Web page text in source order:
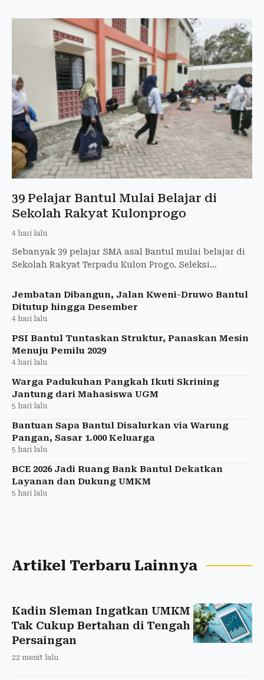
39 Pelajar Bantul Mulai Belajar di
Sekolah Rakyat Kulonprogo
4 hari lalu
Sebanyak 39 pelajar SMA asal Bantul mulai belajar di
Sekolah Rakyat Terpadu Kulon Progo. Seleksi
Jembatan Dibangun, Jalan Kweni-Druwo Bantul
Ditutup hingga Desember
4 hari lalu
PSI Bantul Tuntaskan Struktur, Panaskan Mesin
Menuju Pemilu 2029
4 hari lalu
Warga Padukuhan Pangkah Ikuti Skrining
Jantung dari Mahasiswa UGM
5 hari lalu
Bantuan Sapa Bantul Disalurkan via Warung
Pangan, Sasar 1.000 Keluarga
5 hari lalu
BCE 2026 Jadi Ruang Bank Bantul Dekatkan
Layanan dan Dukung UMKM
5 hari lalu
Artikel Terbaru Lainnya
Kadin Sleman Ingatkan UMKM
Tak Cukup Bertahan di Tengah
Persaingan
22 menit lalu